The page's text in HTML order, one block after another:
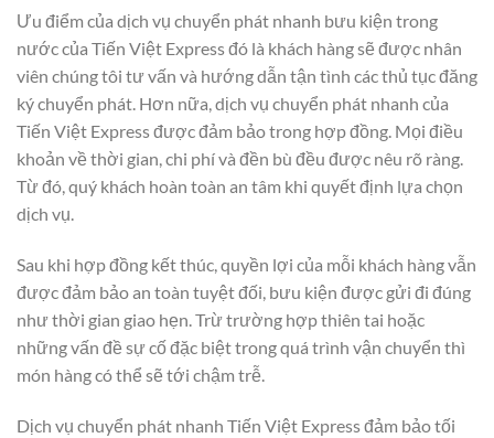
Ưu điểm của dịch vụ chuyển phát nhanh bưu kiện trong
nước của Tiến Việt Express đó là khách hàng sẽ được nhân
viên chúng tôi tư vấn và hướng dẫn tận tình các thủ tục đăng
ký chuyển phát. Hơn nữa, dịch vụ chuyển phát nhanh của
Tiến Việt Express được đảm bảo trong hợp đồng. Mọi điều
khoản về thời gian, chi phí và đền bù đều được nêu rõ ràng.
Từ đó, quý khách hoàn toàn an tâm khi quyết định lựa chọn
dịch vụ.
Sau khi hợp đồng kết thúc, quyền lợi của mỗi khách hàng vẫn
được đảm bảo an toàn tuyệt đối, bưu kiện được gửi đi đúng
như thời gian giao hẹn. Trừ trường hợp thiên tai hoặc
những vấn đề sự cố đặc biệt trong quá trình vận chuyển thì
món hàng có thể sẽ tới chậm trễ.
Dịch vụ chuyển phát nhanh Tiến Việt Express đảm bảo tối